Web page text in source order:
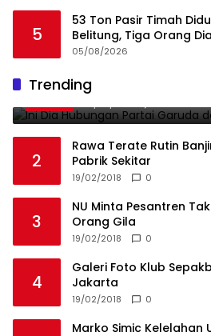
5
53 Ton Pasir Timah
Belitung, Tiga Orang
Diburu
05/08/2026
Trending
1
Gerindra
2
Rawa Terate Rutin
Pabrik Sekitar
19/02/2018 0
3
NU Minta Pesantren
Orang Gila
19/02/2018 0
4
Galeri Foto Klub
Jakarta
19/02/2018 0
Marko Simic Kelelahan